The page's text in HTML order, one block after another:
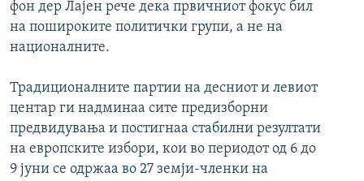
фон дер Лајен рече дека првичниот фокус бил
на пошироките политички групи, а не на
националните.
Традиционалните партии на десниот и левиот
центар ги надминаа сите предизборни
предвидувања и постигнаа стабилни резултати
на европските избори, кои во периодот од 6 до
9 јуни се одржаа во 27 земји-членки на